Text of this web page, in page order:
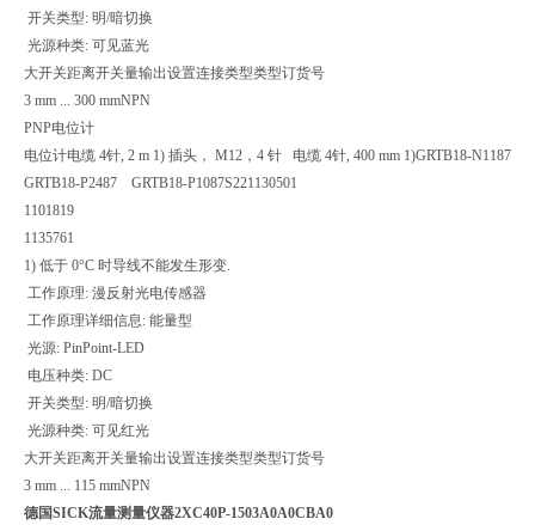
开关类型: 明/暗切换
光源种类: 可见蓝光
大开关距离开关量输出设置连接类型类型订货号
3 mm ... 300 mmNPN
PNP电位计
电位计电缆 4针, 2 m 1) 插头， M12，4 针 电缆 4针, 400 mm 1)GRTB18-N1187
GRTB18-P2487 GRTB18-P1087S221130501
1101819
1135761
1) 低于 0°C 时导线不能发生形变.
工作原理: 漫反射光电传感器
工作原理详细信息: 能量型
光源: PinPoint-LED
电压种类: DC
开关类型: 明/暗切换
光源种类: 可见红光
大开关距离开关量输出设置连接类型类型订货号
3 mm ... 115 mmNPN
德国SICK流量测量仪器2XC40P-1503A0A0CBA0